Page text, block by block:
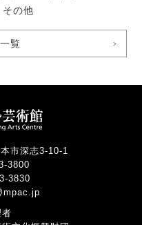
その他
覧
市深志3-10-1
3800
3830